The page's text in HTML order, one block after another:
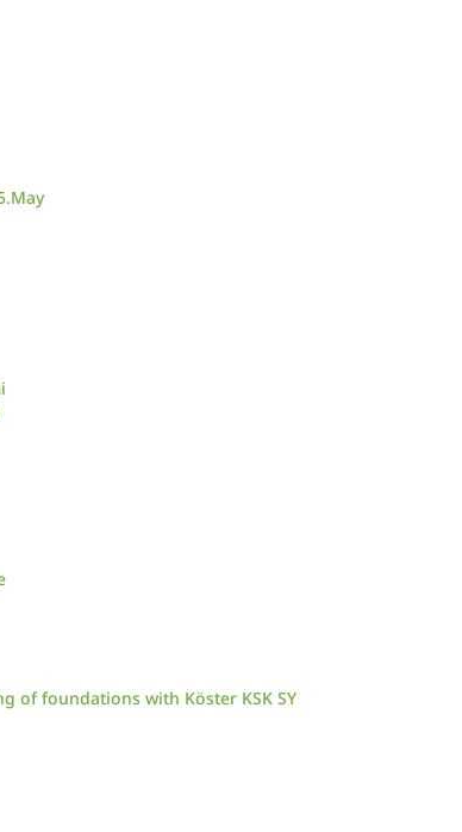
of foundations with Köster KSK SY